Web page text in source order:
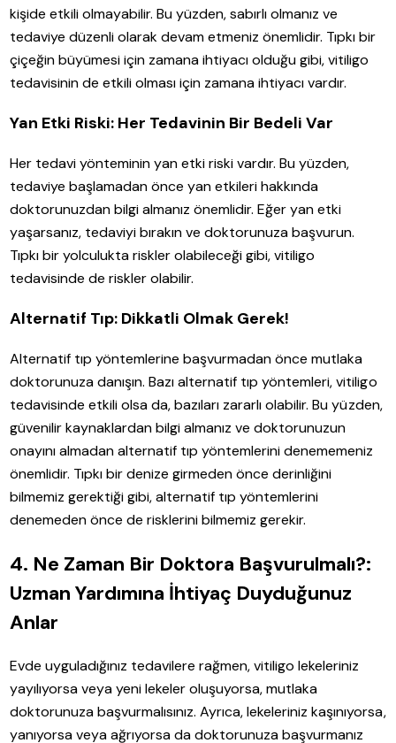
kişide etkili olmayabilir. Bu yüzden, sabırlı olmanız ve
tedaviye düzenli olarak devam etmeniz önemlidir. Tıpkı bir
çiçeğin büyümesi için zamana ihtiyacı olduğu gibi, vitiligo
tedavisinin de etkili olması için zamana ihtiyacı vardır.
Yan Etki Riski: Her Tedavinin Bir Bedeli Var
Her tedavi yönteminin yan etki riski vardır. Bu yüzden,
tedaviye başlamadan önce yan etkileri hakkında
doktorunuzdan bilgi almanız önemlidir. Eğer yan etki
yaşarsanız, tedaviyi bırakın ve doktorunuza başvurun.
Tıpkı bir yolculukta riskler olabileceği gibi, vitiligo
tedavisinde de riskler olabilir.
Alternatif Tıp: Dikkatli Olmak Gerek!
Alternatif tıp yöntemlerine başvurmadan önce mutlaka
doktorunuza danışın. Bazı alternatif tıp yöntemleri, vitiligo
tedavisinde etkili olsa da, bazıları zararlı olabilir. Bu yüzden,
güvenilir kaynaklardan bilgi almanız ve doktorunuzun
onayını almadan alternatif tıp yöntemlerini denememeniz
önemlidir. Tıpkı bir denize girmeden önce derinliğini
bilmemiz gerektiği gibi, alternatif tıp yöntemlerini
denemeden önce de risklerini bilmemiz gerekir.
4. Ne Zaman Bir Doktora Başvurulmalı?:
Uzman Yardımına İhtiyaç Duyduğunuz
Anlar
Evde uyguladığınız tedavilere rağmen, vitiligo lekeleriniz
yayılıyorsa veya yeni lekeler oluşuyorsa, mutlaka
doktorunuza başvurmalısınız. Ayrıca, lekeleriniz kaşınıyorsa,
yanıyorsa veya ağrıyorsa da doktorunuza başvurmanız